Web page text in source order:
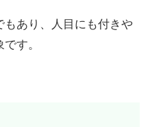
あり、人目にも付きや
す。